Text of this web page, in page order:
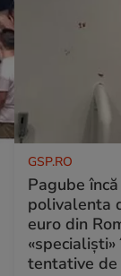
GSP.RO
Pagube
polivalenta
euro din
tentative de